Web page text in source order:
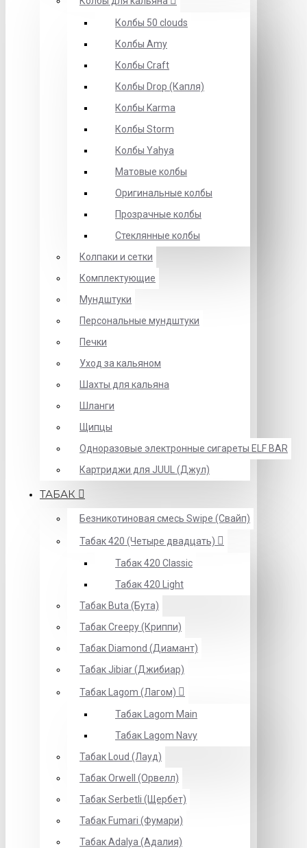
Колбы 50 clouds
Колбы Amy
Колбы Craft
Колбы Drop (Капля)
Колбы Karma
Колбы Storm
Колбы Yahya
Матовые колбы
Оригинальные колбы
Прозрачные колбы
Стеклянные колбы
Колпаки и сетки
Комплектующие
Мундштуки
Персональные мундштуки
Печки
Уход за кальяном
Шахты для кальяна
Шланги
Щипцы
Одноразовые электронные сигареты ELF BAR
Картриджи для JUUL (Джул)
ТАБАК
Безникотиновая смесь Swipe (Свайп)
Табак 420 (Четыре двадцать)
Табак 420 Classic
Табак 420 Light
Табак Buta (Бута)
Табак Creepy (Криппи)
Табак Diamond (Диамант)
Табак Jibiar (Джибиар)
Табак Lagom (Лагом)
Табак Lagom Main
Табак Lagom Navy
Табак Loud (Лауд)
Табак Orwell (Орвелл)
Табак Serbetli (Щербет)
Табак Fumari (Фумари)
Табак Adalya (Адалия)